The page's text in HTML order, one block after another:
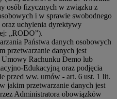
osób fizycznych w związku z
i w sprawie swobodnego
oraz uchylenia dyrektywy
„RODO”).
Państwa danych osobowych
przetwarzanie danych jest
Rachunku Demo lub
Edukacyjną oraz podjęcia
przed ww. umów - art. 6 ust. 1 lit.
jakim przetwarzanie danych jest
Administratora obowiązków